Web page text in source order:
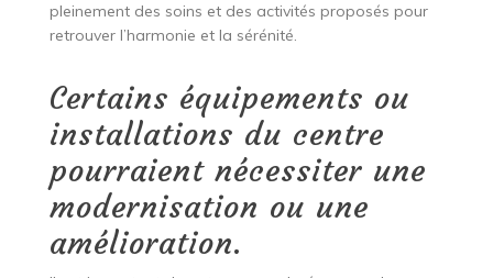
pleinement des soins et des activités proposés pour
retrouver l’harmonie et la sérénité.
Certains équipements ou
installations du centre
pourraient nécessiter une
modernisation ou une
amélioration.